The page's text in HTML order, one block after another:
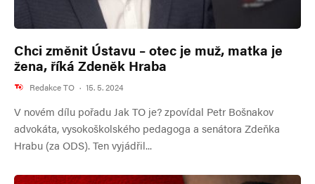
Chci změnit Ústavu – otec je muž, matka je
žena, říká Zdeněk Hraba
Redakce TO · 15. 5. 2024
V novém dílu pořadu Jak TO je? zpovídal Petr Bošnakov
advokáta, vysokoškolského pedagoga a senátora Zdeňka
Hrabu (za ODS). Ten vyjádřil...